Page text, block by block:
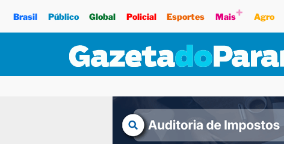
Brasil Público Global Policial Esportes Mais+ Agro